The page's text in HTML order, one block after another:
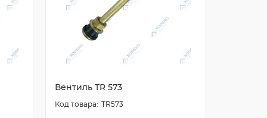
Вентиль TR 573
TR573